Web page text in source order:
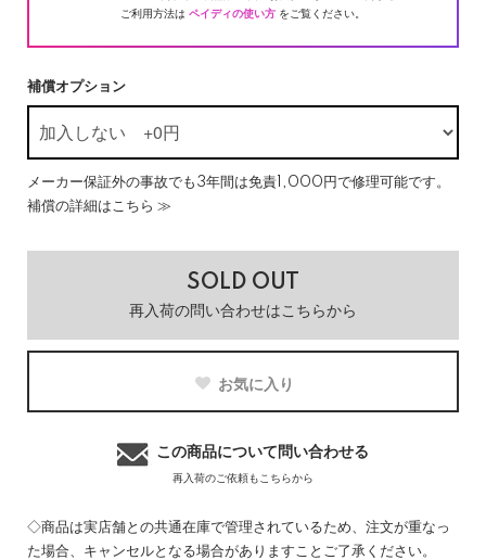
ご利用方法は ペイディの使い方 をご覧ください。
補償オプション
メーカー保証外の事故でも3年間は免責1,000円で修理可能です。
補償の詳細はこちら ≫
SOLD OUT
再入荷の問い合わせはこちらから
お気に入り
この商品について問い合わせる
再入荷のご依頼もこちらから
◇商品は実店舗との共通在庫で管理されているため、注文が重なっ
た場合、キャンセルとなる場合がありますことご了承ください。